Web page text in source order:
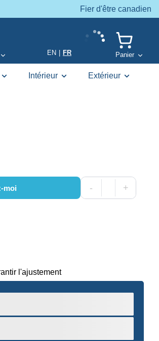
Fier d'être canadien
EN FR Panier
Intérieur Extérieur
moi - +
l'ajustement